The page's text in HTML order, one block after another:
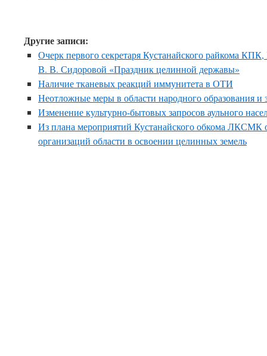
Другие записи:
Очерк первого секретаря Кустанайского райкома
В. В. Сидоровой «Праздник целинной державы»
Наличие тканевых реакций иммунитета в ОТИ
Неотложные меры в области народного образования и
Изменение культурно-бытовых запросов аульного
Из плана мероприятий Кустанайского обкома ЛКСМК
организаций области в освоении целинных земель